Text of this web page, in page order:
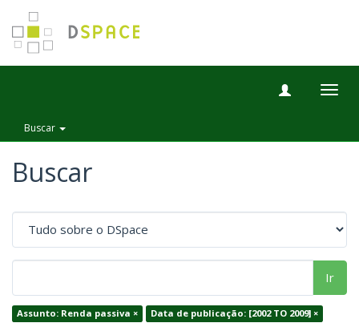
Buscar
Buscar
Ir
Assunto: Renda passiva × Data de publicação: [2002 TO 2009] ×